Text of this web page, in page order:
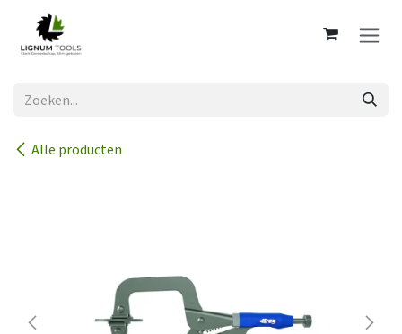
Overslaan naar inhoud
Alle producten